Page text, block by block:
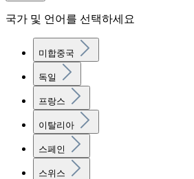
국가 및 언어를 선택하세요
미합중국
독일
프랑스
이탈리아
스페인
스위스